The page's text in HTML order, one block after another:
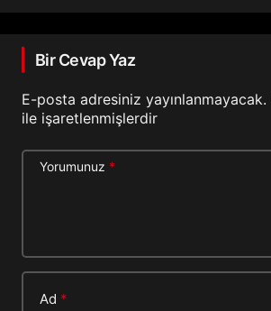
Bir Cevap Yaz
E-posta adresiniz yayınlanmayacak.
ile işaretlenmişlerdir
Yorumunuz *
Ad *